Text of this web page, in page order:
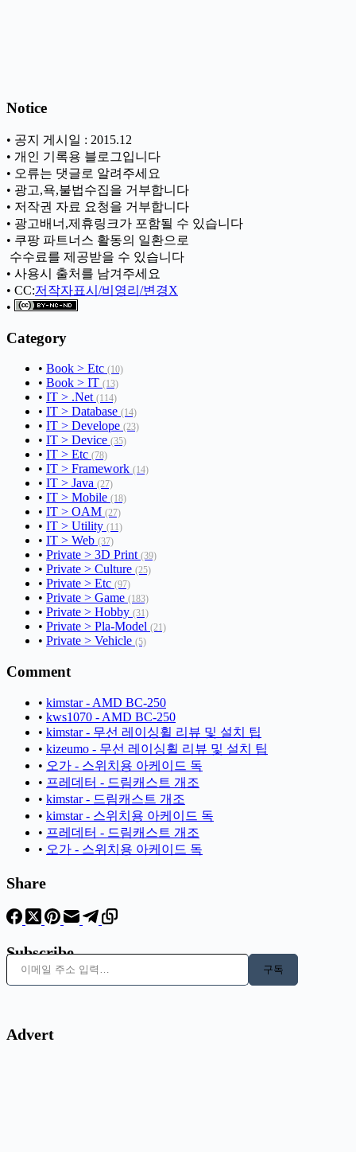
Notice
• 공지 게시일 : 2015.12
• 개인 기록용 블로그입니다
• 오류는 댓글로 알려주세요
• 광고,욕,불법수집을 거부합니다
• 저작권 자료 요청을 거부합니다
• 광고배너,제휴링크가 포함될 수 있습니다
• 쿠팡 파트너스 활동의 일환으로
ㅤ 수수료를 제공받을 수 있습니다
• 사용시 출처를 남겨주세요
• CC:저작자표시/비영리/변경X
•
Category
• Book > Etc (10)
• Book > IT (13)
• IT > .Net (114)
• IT > Database (14)
• IT > Develope (23)
• IT > Device (35)
• IT > Etc (78)
• IT > Framework (14)
• IT > Java (27)
• IT > Mobile (18)
• IT > OAM (27)
• IT > Utility (11)
• IT > Web (37)
• Private > 3D Print (39)
• Private > Culture (25)
• Private > Etc (97)
• Private > Game (183)
• Private > Hobby (31)
• Private > Pla-Model (21)
• Private > Vehicle (5)
Comment
• kimstar - AMD BC-250
• kws1070 - AMD BC-250
• kimstar - 무선 레이싱휠 리뷰 및 설치 팁
• kizeumo - 무선 레이싱휠 리뷰 및 설치 팁
• 오가 - 스위치용 아케이드 독
• 프레데터 - 드림캐스트 개조
• kimstar - 드림캐스트 개조
• kimstar - 스위치용 아케이드 독
• 프레데터 - 드림캐스트 개조
• 오가 - 스위치용 아케이드 독
Share
Subscribe
이메일 주소 입력…
구독
Advert